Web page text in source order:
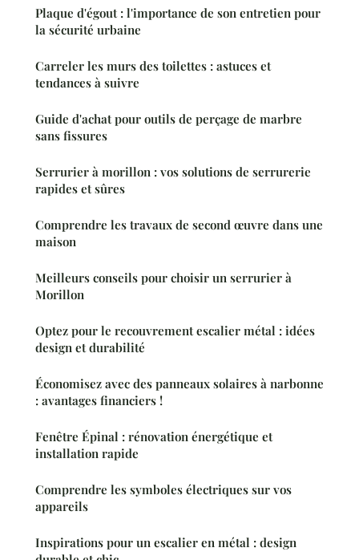
Plaque d'égout : l'importance de son entretien pour
la sécurité urbaine
Carreler les murs des toilettes : astuces et
tendances à suivre
Guide d'achat pour outils de perçage de marbre
sans fissures
Serrurier à morillon : vos solutions de serrurerie
rapides et sûres
Comprendre les travaux de second œuvre dans une
maison
Meilleurs conseils pour choisir un serrurier à
Morillon
Optez pour le recouvrement escalier métal : idées
design et durabilité
Économisez avec des panneaux solaires à narbonne
: avantages financiers !
Fenêtre Épinal : rénovation énergétique et
installation rapide
Comprendre les symboles électriques sur vos
appareils
Inspirations pour un escalier en métal : design